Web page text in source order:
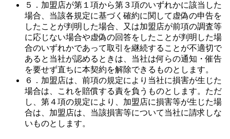
５．加盟店が第１項から第３項のいずれかに該当した
場合、当該各規定に基づく確約に関して虚偽の申告を
したことが判明した場合、又は加盟店が前項の調査等
に応じない場合や虚偽の回答をしたことが判明した場
合のいずれかであって取引を継続することが不適切で
あると当社が認めるときは、当社は何らの通知・催告
を要せず直ちに本契約を解除できるものとします。
６．加盟店は、前項の規定により当社に損害が生じた
場合は、これを賠償する責を負うものとします。ただ
し、第４項の規定により、加盟店に損害等が生じた場
合は、加盟店は、当該損害等について当社に請求しな
いものとします。